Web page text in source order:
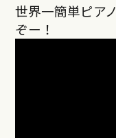
世界一簡単ピア
ぞー！